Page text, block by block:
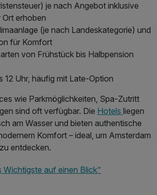
je nach Angebot inklusive
erhoben
(je nach Landeskategorie) und
für Komfort
von Frühstück bis Halbpension
12 Uhr, häufig mit Late-Option
wie Parkmöglichkeiten, Spa-Zutritt
sind oft verfügbar. Die Hotels liegen
am Wasser und bieten authentische
Komfort – ideal, um Amsterdam
entdecken.
auf einen Blick“